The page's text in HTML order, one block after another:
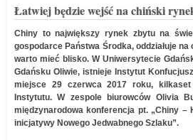
Łatwiej będzie wejść na chiński
Chiny to największy rynek zbytu na
gospodarce Państwa Środka, oddziałuje na
warto mieć blisko. W Uniwersytecie
Gdańsku Oliwie, istnieje Instytut
miejsce 29 czerwca 2017 roku,
Instytutu. W zespole biurowców Olivia
międzynarodowa konferencja pt. „Chiny –
inicjatywy Nowego Jedwabnego Szlaku”.